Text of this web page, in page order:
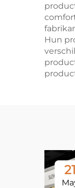
Hun
21